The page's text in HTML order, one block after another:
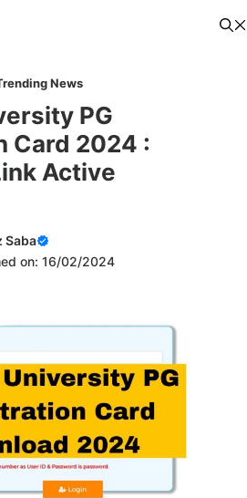
News
PG
Card 2024 :
Active
Saba
on: 16/02/2024